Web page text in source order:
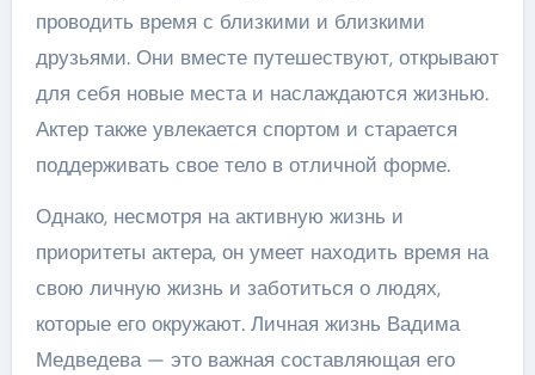
проводить время с близкими и близкими
друзьями. Они вместе путешествуют, открывают
для себя новые места и наслаждаются жизнью.
Актер также увлекается спортом и старается
поддерживать свое тело в отличной форме.
Однако, несмотря на активную жизнь и
приоритеты актера, он умеет находить время на
свою личную жизнь и заботиться о людях,
которые его окружают. Личная жизнь Вадима
Медведева — это важная составляющая его